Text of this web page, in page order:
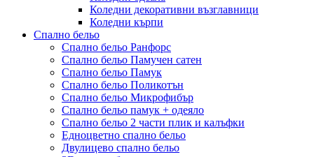
Коледни декоративни възглавници
Коледни кърпи
Спално бельо
Спално бельо Ранфорс
Спално бельо Памучен сатен
Спално бельо Памук
Спално бельо Поликотън
Спално бельо Микрофибър
Спално бельо памук + одеяло
Спално бельо 2 части плик и калъфки
Eдноцветно спално бельо
Двулицево спално бельо